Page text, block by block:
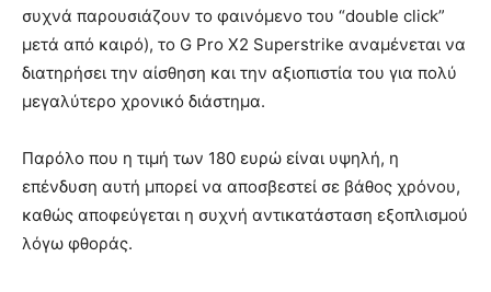
συχνά παρουσιάζουν το φαινόμενο του “double click”
μετά από καιρό), το G Pro X2 Superstrike αναμένεται να
διατηρήσει την αίσθηση και την αξιοπιστία του για πολύ
μεγαλύτερο χρονικό διάστημα.
Παρόλο που η τιμή των 180 ευρώ είναι υψηλή, η
επένδυση αυτή μπορεί να αποσβεστεί σε βάθος χρόνου,
καθώς αποφεύγεται η συχνή αντικατάσταση εξοπλισμού
λόγω φθοράς.